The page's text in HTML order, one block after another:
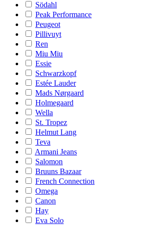
Södahl
Peak Performance
Peugeot
Pillivuyt
Ren
Miu Miu
Essie
Schwarzkopf
Estée Lauder
Mads Nørgaard
Holmegaard
Wella
St. Tropez
Helmut Lang
Teva
Armani Jeans
Salomon
Bruuns Bazaar
French Connection
Omega
Canon
Hay
Eva Solo